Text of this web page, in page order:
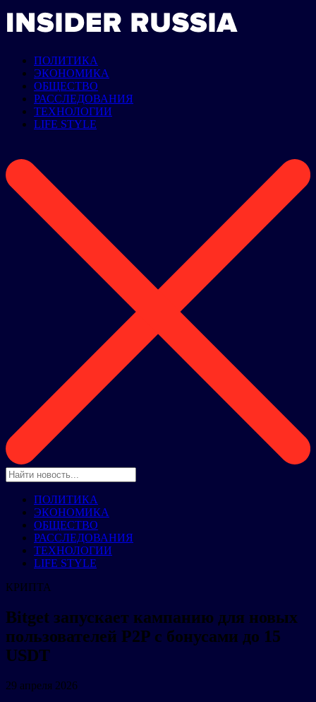
ПОЛИТИКА
ЭКОНОМИКА
ОБЩЕСТВО
РАССЛЕДОВАНИЯ
ТЕХНОЛОГИИ
LIFE STYLE
ПОЛИТИКА
ЭКОНОМИКА
ОБЩЕСТВО
РАССЛЕДОВАНИЯ
ТЕХНОЛОГИИ
LIFE STYLE
КРИПТА
Bitget запускает кампанию для новых
пользователей P2P с бонусами до 15
USDT
29 апреля 2026